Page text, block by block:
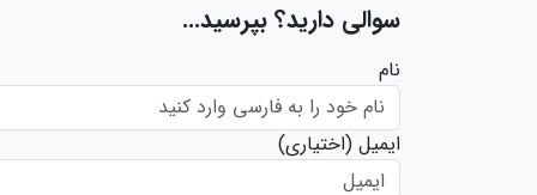
سوالی دارید؟ بپرسید...
نام
ایمیل (اختیاری)